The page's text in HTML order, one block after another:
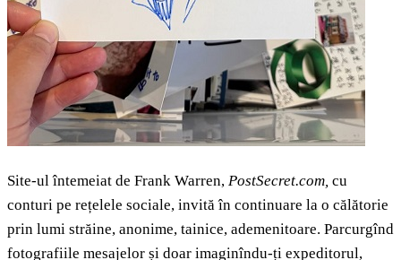
Site-ul întemeiat de Frank Warren, PostSecret.com, cu
conturi pe rețelele sociale, invită în continuare la o călătorie
prin lumi străine, anonime, tainice, ademenitoare. Parcurgînd
fotografiile mesajelor și doar imaginîndu-ți expeditorul,